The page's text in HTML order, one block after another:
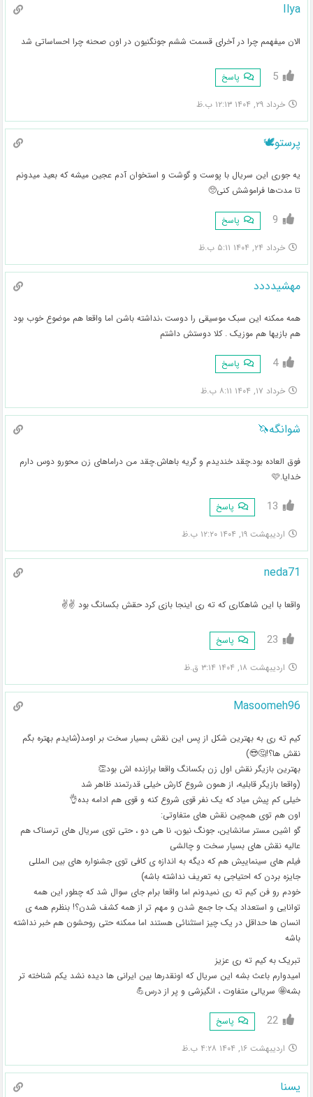
Ilya
الان میفهمم چرا در آخرای قسمت ششم جونگنیون در اون صحنه چرا احساساتی شد
5 پاسخ
خرداد ۲۹, ۱۴۰۴ ۱۲:۱۳ ب.ظ
پرستو🕊
یه جوری این سریال با پوست و گوشت و استخوان آدم عجین میشه که بعید میدونم
تا مدت‌ها فراموشش کنی🥺
9 پاسخ
خرداد ۲۴, ۱۴۰۴ ۵:۱۱ ب.ظ
مهشیدددد
همه ممکنه این سبک موسیقی را دوست ،نداشته باشن اما واقعا هم موضوع خوب بود
هم بازیها هم موزیک . کلا دوستش داشتم
4 پاسخ
خرداد ۱۷, ۱۴۰۴ ۸:۱۱ ب.ظ
شوانگه🦄
فوق العاده بود.چقد خندیدم و گریه باهاش.چقد من دراماهای زن محورو دوس دارم
خدایا.🩷
13 پاسخ
اردیبهشت ۱۹, ۱۴۰۴ ۱۲:۲۰ ب.ظ
neda71
واقعا با این شاهکاری که ته ری اینجا بازی کرد حقش بکسانگ بود ✌✌
23 پاسخ
اردیبهشت ۱۸, ۱۴۰۴ ۳:۱۴ ق.ظ
Masoomeh96
کیم ته ری به بهترین شکل از پس این نقش بسیار سخت بر اومد(شایدم بهتره بگم
نقش ها؟!🤔😎)
بهترین بازیگر نقش اول زن بکسانگ واقعا برازنده اش بود👏
(واقعا بازیگر قابلیه، از همون شروع کارش خیلی قدرتمند ظاهر شد
خیلی کم پیش میاد که یک نفر قوی شروع کنه و قوی هم ادامه بده👌
اون هم توی همچین نقش های متفاوتی:
گو اشین مستر سانشاین، جونگ نیون، نا هی دو ، حتی توی سریال های ترسناک هم
عالیه نقش های بسیار سخت و چالشی
فیلم های سینماییش هم که دیگه به اندازه ی کافی توی جشنواره های بین المللی
جایزه بردن که احتیاجی به تعریف نداشته باشه)
خودم رو فن کیم ته ری نمیدونم اما واقعا برام جای سوال شد که چطور این همه
توانایی و استعداد یک جا جمع شدن و مهم تر از همه کشف شدن؟! بنظرم همه ی
انسان ها حداقل در یک چیز استثنائی هستند اما ممکنه حتی روحشون هم خبر نداشته
باشه
تبریک به کیم ته ری عزیز
امیدوارم باعث بشه این سریال که اونقدرها بین ایرانی ها دیده نشد یکم شناخته تر
بشه🤩 سریالی متفاوت ، انگیزشی و پر از درس💪
22 پاسخ
اردیبهشت ۱۶, ۱۴۰۴ ۴:۲۸ ب.ظ
یسنا